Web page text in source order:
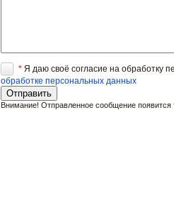
* Я даю своё согласие на обработку
обработке персональных данных
Внимание! Отправленное сообщение появится